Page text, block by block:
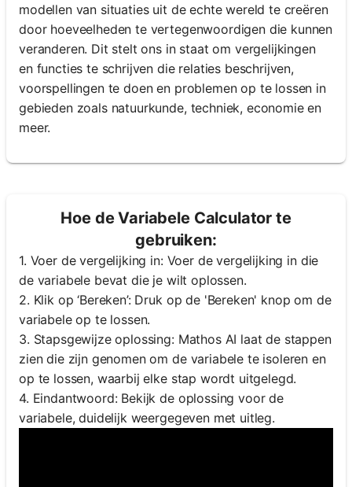
modellen van situaties uit de echte wereld te creëren
door hoeveelheden te vertegenwoordigen die kunnen
veranderen. Dit stelt ons in staat om vergelijkingen
en functies te schrijven die relaties beschrijven,
voorspellingen te doen en problemen op te lossen in
gebieden zoals natuurkunde, techniek, economie en
meer.
Hoe de Variabele Calculator te
gebruiken:
1. Voer de vergelijking in: Voer de vergelijking in die
de variabele bevat die je wilt oplossen.
2. Klik op ‘Bereken’: Druk op de 'Bereken' knop om de
variabele op te lossen.
3. Stapsgewijze oplossing: Mathos AI laat de stappen
zien die zijn genomen om de variabele te isoleren en
op te lossen, waarbij elke stap wordt uitgelegd.
4. Eindantwoord: Bekijk de oplossing voor de
variabele, duidelijk weergegeven met uitleg.